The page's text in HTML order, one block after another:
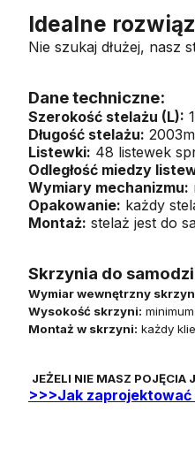
Idealne
Nie szukaj dłużej, nasz
Dane techniczne:
Szerokość stelażu (L):
Długość stelażu:
Listewki: 48 listewek
Odległość miedzy
Wymiary mechanizmu:
Opakowanie: każdy
Montaż: stelaż jest do
Skrzynia do
Wymiar wewnętrzny
Wysokość skrzyni:
Montaż w skrzyni: każdy
JEŻELI NIE MASZ POJĘCIA
>>>Jak